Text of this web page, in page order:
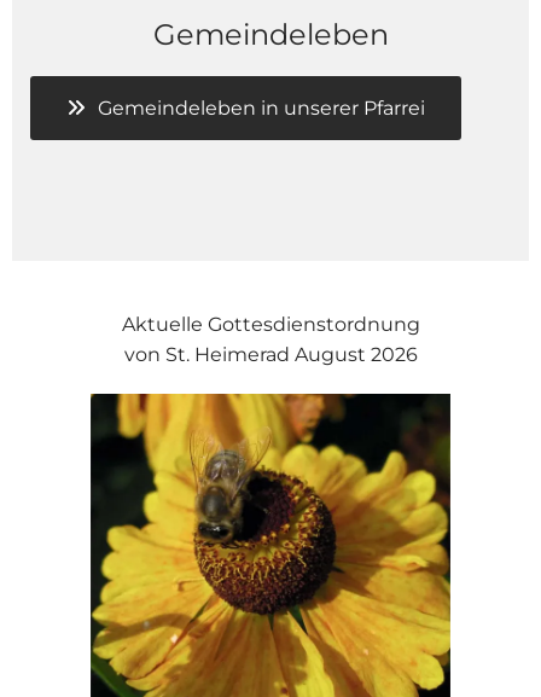
Gemeindeleben
Gemeindeleben in unserer Pfarrei
Aktuelle Gottesdienstordnung
von St. Heimerad August 2026